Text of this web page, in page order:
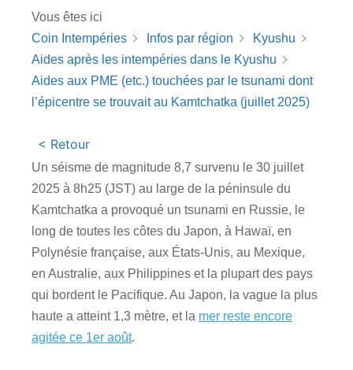
Vous êtes ici
Coin Intempéries
Infos par région
Kyushu
Aides après les intempéries dans le Kyushu
Aides aux PME (etc.) touchées par le tsunami dont
l’épicentre se trouvait au Kamtchatka (juillet 2025)
< Retour
Un séisme de magnitude 8,7 survenu le 30 juillet
2025 à 8h25 (JST) au large de la péninsule du
Kamtchatka a provoqué un tsunami en Russie, le
long de toutes les côtes du Japon, à Hawaï, en
Polynésie française, aux États-Unis, au Mexique,
en Australie, aux Philippines et la plupart des pays
qui bordent le Pacifique. Au Japon, la vague la plus
haute a atteint 1,3 mètre, et la mer reste encore
agitée ce 1er août.